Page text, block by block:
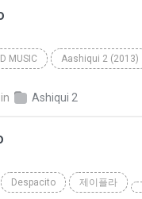
MUSIC Aashiqui 2 (2013)
in Ashiqui 2
Despacito 제이플라